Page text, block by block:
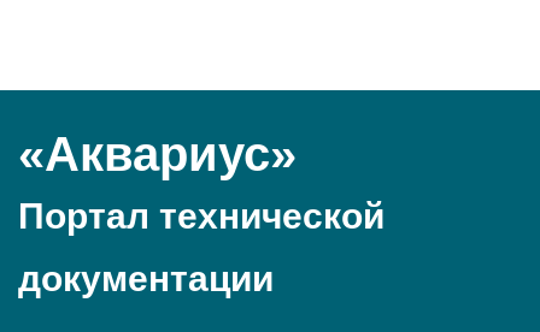
«Аквариус»
Портал технической
документации